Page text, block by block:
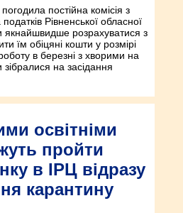
постійна комісія з
Рівненської обласної
розрахуватися з
їм обіцяні кошти у розмірі
в березні з хворими на
на засідання
освітніми
пройти
в ІРЦ відразу
карантину